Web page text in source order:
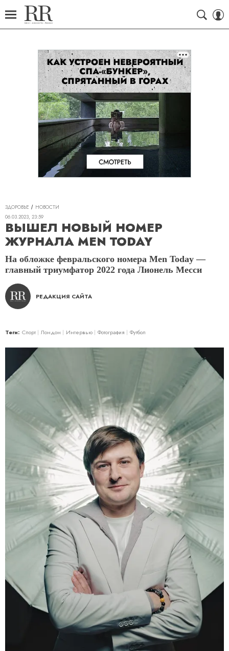
ЗДОРОВЬЕ
НОВОСТИ
06.03.2023, 23:59
ВЫШЕЛ НОВЫЙ НОМЕР
ЖУРНАЛА MEN TODAY
На обложке февральского номера Men Today —
главный триумфатор 2022 года Лионель Месси
РЕДАКЦИЯ САЙТА
Теги: Спорт Лондон Интервью Фотография Футбол